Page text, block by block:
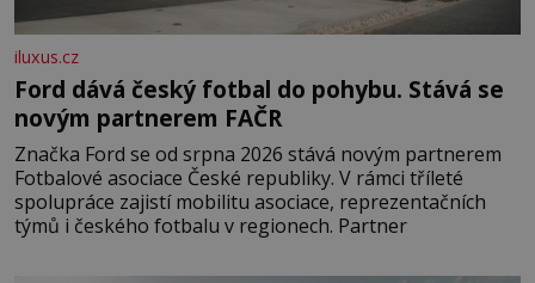
iluxus.cz
Ford dává český fotbal do pohybu. Stává se
novým partnerem FAČR
Značka Ford se od srpna 2026 stává novým partnerem
Fotbalové asociace České republiky. V rámci tříleté
spolupráce zajistí mobilitu asociace, reprezentačních
týmů i českého fotbalu v regionech. Partner